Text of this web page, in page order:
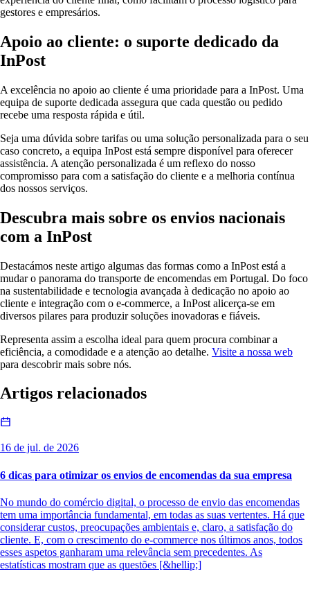
gestores e empresários.
Apoio ao cliente: o suporte dedicado da
InPost
A excelência no apoio ao cliente é uma prioridade para a InPost. Uma
equipa de suporte dedicada assegura que cada questão ou pedido
recebe uma resposta rápida e útil.
Seja uma dúvida sobre tarifas ou uma solução personalizada para o seu
caso concreto, a equipa InPost está sempre disponível para oferecer
assistência. A atenção personalizada é um reflexo do nosso
compromisso para com a satisfação do cliente e a melhoria contínua
dos nossos serviços.
Descubra mais sobre os envios nacionais
com a InPost
Destacámos neste artigo algumas das formas como a InPost está a
mudar o panorama do transporte de encomendas em Portugal. Do foco
na sustentabilidade e tecnologia avançada à dedicação no apoio ao
cliente e integração com o e-commerce, a InPost alicerça-se em
diversos pilares para produzir soluções inovadoras e fiáveis.
Representa assim a escolha ideal para quem procura combinar a
eficiência, a comodidade e a atenção ao detalhe. Visite a nossa web
para descobrir mais sobre nós.
Artigos relacionados
16 de jul. de 2026
6 dicas para otimizar os envios de encomendas da sua empresa
No mundo do comércio digital, o processo de envio das encomendas
tem uma importância fundamental, em todas as suas vertentes. Há que
considerar custos, preocupações ambientais e, claro, a satisfação do
cliente. E, com o crescimento do e-commerce nos últimos anos, todos
esses aspetos ganharam uma relevância sem precedentes. As
estatísticas mostram que as questões [&hellip;]